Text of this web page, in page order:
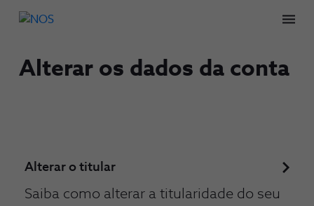
Alterar os dados da conta
Alterar o titular
Saiba como alterar a titularidade do seu